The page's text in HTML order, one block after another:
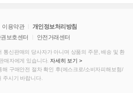
이용약관
개인정보처리방침
보호센터
안전거래센터
통신판매의 당사자가 아니며 상품의 주문, 배송 및 환
매자에게 있습니다. 자세히 보기 >
해 구매안전 절차 확인 후(에스크로/소비자피해보험/
주시기 바랍니다.